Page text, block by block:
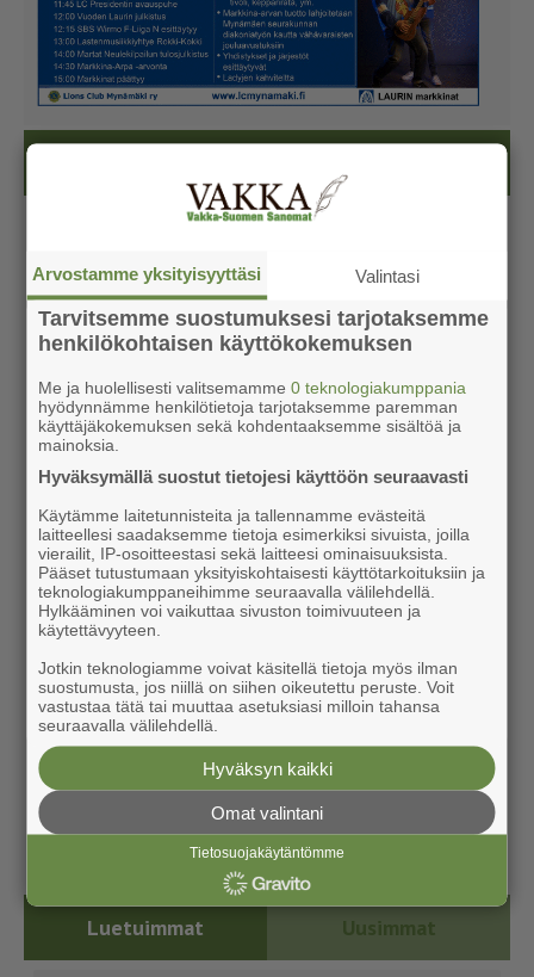
Luetuimmat Uusimmat
Arvostamme yksityisyyttäsi Valintasi
Tarvitsemme suostumuksesi tarjotaksemme
henkilökohtaisen käyttökokemuksen
Me ja huolellisesti valitsemamme0 teknologiakumppania
hyödynnämme henkilötietoja tarjotaksemme paremman
käyttäjäkokemuksen sekä kohdentaaksemme sisältöä ja
mainoksia.
Hyväksymällä suostut tietojesi käyttöön seuraavasti
Käytämme laitetunnisteita ja tallennamme evästeitä
laitteellesi saadaksemme tietoja esimerkiksi sivuista, joilla
vierailit, IP-osoitteestasi sekä laitteesi ominaisuuksista.
Pääset tutustumaan yksityiskohtaisesti käyttötarkoituksiin ja
teknologiakumppaneihimme seuraavalla välilehdellä.
Hylkääminen voi vaikuttaa sivuston toimivuuteen ja
käytettävyyteen.
Jotkin teknologiamme voivat käsitellä tietoja myös ilman
suostumusta, jos niillä on siihen oikeutettu peruste. Voit
vastustaa tätä tai muuttaa asetuksiasi milloin tahansa
seuraavalla välilehdellä.
Hyväksyn kaikki
Omat valintani
Tietosuojakäytäntömme